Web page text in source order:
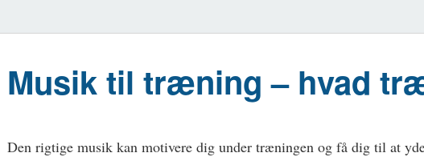
Musik til træning – hvad
Den rigtige musik kan motivere dig under træningen og få dig til at